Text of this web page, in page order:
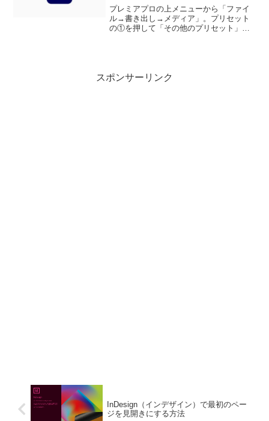
プレミアプロの上メニューから「ファイ
ル→書き出し→メディア」。プリセット
の①を押して「その他のプリセット」を
スポンサーリンク
InDesign（インデザイン）で最初のペー
ジを見開きにする方法